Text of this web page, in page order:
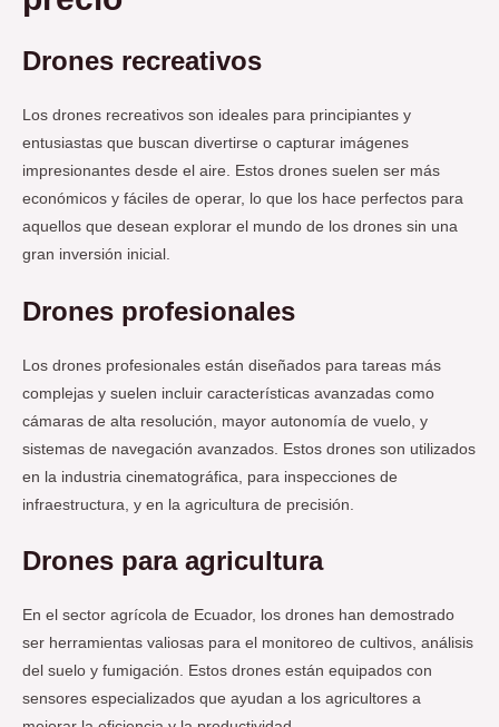
Drones recreativos
Los drones recreativos son ideales para principiantes y
entusiastas que buscan divertirse o capturar imágenes
impresionantes desde el aire. Estos drones suelen ser más
económicos y fáciles de operar, lo que los hace perfectos para
aquellos que desean explorar el mundo de los drones sin una
gran inversión inicial.
Drones profesionales
Los drones profesionales están diseñados para tareas más
complejas y suelen incluir características avanzadas como
cámaras de alta resolución, mayor autonomía de vuelo, y
sistemas de navegación avanzados. Estos drones son utilizados
en la industria cinematográfica, para inspecciones de
infraestructura, y en la agricultura de precisión.
Drones para agricultura
En el sector agrícola de Ecuador, los drones han demostrado
ser herramientas valiosas para el monitoreo de cultivos, análisis
del suelo y fumigación. Estos drones están equipados con
sensores especializados que ayudan a los agricultores a